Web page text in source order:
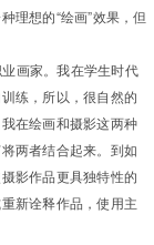
理想的“绘画”效果，但
画家。我在学生时代
练，所以，很自然的
在绘画和摄影这两种
两者结合起来。到如
影作品更具独特性的
新诠释作品，使用主